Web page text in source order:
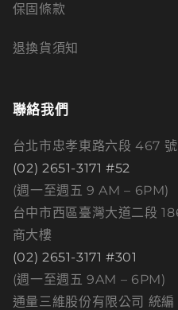
保固條款
退換貨須知
聯絡我們
台北市忠孝東路六段 467
(02) 2651-3171 #52
(週一至週五 9 AM – 6PM)
台中市西區臺灣大道二段
商大樓
(02) 2651-3171 #301
(週一至週五 9AM – 6PM)
通量三維股份有限公司 統